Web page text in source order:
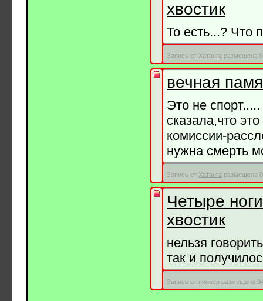
хвостик
То есть...? Что
Запись от Хатанга размещена
вечная
Это не
сказала,что
комиссии-
нужна смерть
Запись от Хатанга размещена
Четыре
хвостик
нельзя
так и
Запись от пионер размещена